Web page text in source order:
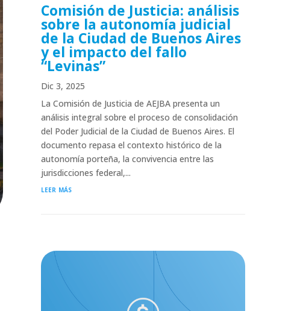
Comisión de Justicia: análisis
sobre la autonomía judicial
de la Ciudad de Buenos Aires
y el impacto del fallo
“Levinas”
Dic 3, 2025
La Comisión de Justicia de AEJBA presenta un
análisis integral sobre el proceso de consolidación
del Poder Judicial de la Ciudad de Buenos Aires. El
documento repasa el contexto histórico de la
autonomía porteña, la convivencia entre las
jurisdicciones federal,...
leer más